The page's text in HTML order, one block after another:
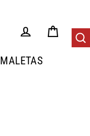
Tus Pedidos
Carrito
MALETAS